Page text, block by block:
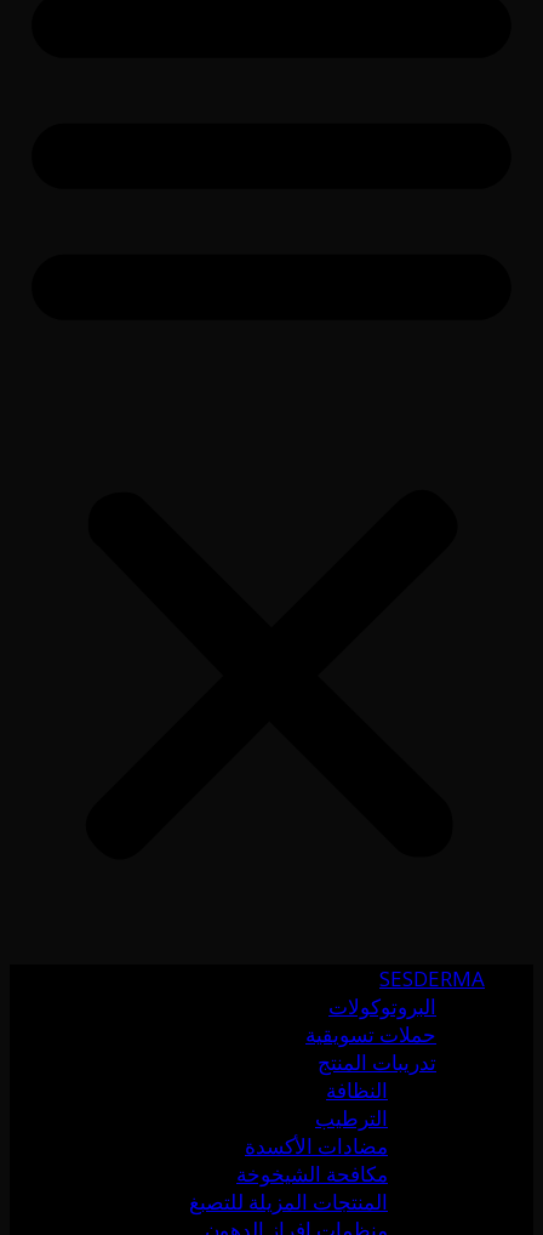
SESDERMA
البروتوكولات
حملات تسويقية
تدريبات المنتج
النظافة
الترطيب
مضادات الأكسدة
مكافحة الشيخوخة
المنتجات المزيلة للتصبغ